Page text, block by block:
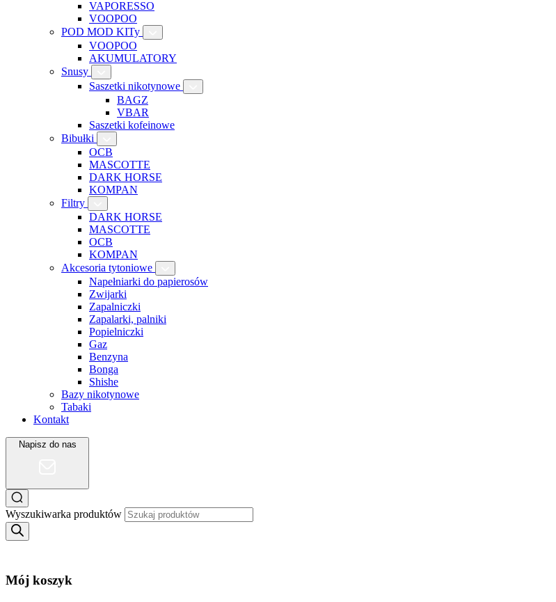
VAPORESSO
VOOPOO
POD MOD KITy
VOOPOO
AKUMULATORY
Snusy
Saszetki nikotynowe
BAGZ
VBAR
Saszetki kofeinowe
Bibułki
OCB
MASCOTTE
DARK HORSE
KOMPAN
Filtry
DARK HORSE
MASCOTTE
OCB
KOMPAN
Akcesoria tytoniowe
Napełniarki do papierosów
Zwijarki
Zapalniczki
Zapalarki, palniki
Popielniczki
Gaz
Benzyna
Bonga
Shishe
Bazy nikotynowe
Tabaki
Kontakt
Napisz do nas
Wyszukiwarka produktów
Mój koszyk